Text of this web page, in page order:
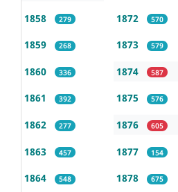
1858 279
1859 268
1860 336
1861 392
1862 277
1863 457
1864 548
1872 570
1873 579
1874 587
1875 576
1876 605
1877 154
1878 675